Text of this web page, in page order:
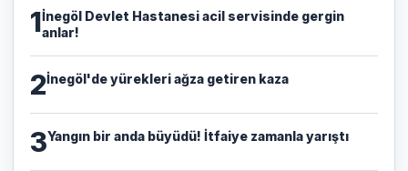
1İnegöl Devlet Hastanesi acil servisinde gergin
anlar!
2İnegöl'de yürekleri ağza getiren kaza
3Yangın bir anda büyüdü! İtfaiye zamanla yarıştı